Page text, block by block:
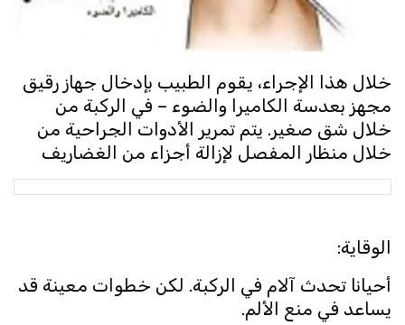
خلال هذا الإجراء، يقوم الطبيب بإدخال جهاز رقيق
مجهز بعدسة الكاميرا والضوء – في الركبة من
خلال شق صغير. يتم تمرير الأدوات الجراحية من
خلال منظار المفصل لإزالة أجزاء من الغضاريف
الوقاية:
أحيانا تحدث آلام في الركبة. لكن خطوات معينة قد
يساعد في منع الألم.